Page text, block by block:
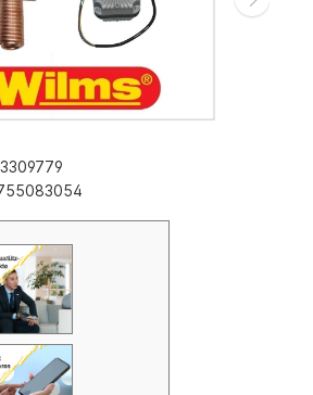
3309779